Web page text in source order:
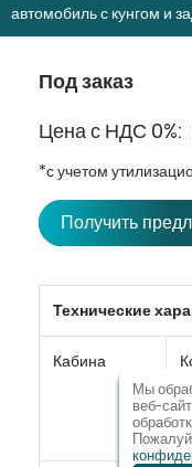
автомобиль с кунгом и
Под заказ
Цена с НДС 0%
*с учетом
Получить
Технические
Кабина
Мы
веб-